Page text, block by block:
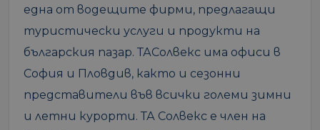
една от водещите фирми, предлагащи
туристически услуги и продукти на
българския пазар. ТАСолвекс има офиси в
София и Пловдив, както и сезонни
представители във всички големи зимни
и летни курорти. ТА Солвекс е член на